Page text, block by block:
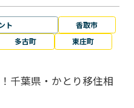
ト
香取市
多古町
東庄町
千葉県・かとり移住相